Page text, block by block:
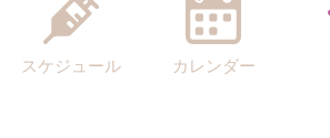
スケジュール カレンダー